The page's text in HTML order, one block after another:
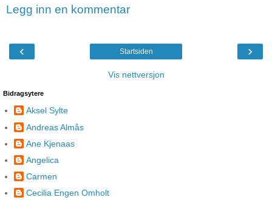
Legg inn en kommentar
‹ ›
Startsiden
Vis nettversjon
Bidragsytere
Aksel Sylte
Andreas Almås
Ane Kjenaas
Angelica
Carmen
Cecilia Engen Omholt